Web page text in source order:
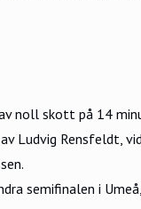
noll skott på 14
Ludvig Rensfeldt,
semifinalen i